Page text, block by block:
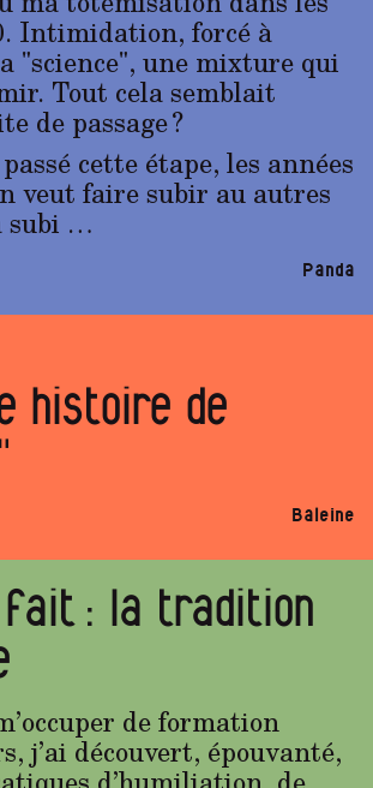
Intimidation, forcé à
"science", une mixture qui
Tout cela semblait
de passage ?
cette étape, les années
veut faire subir au autres
subi …
Panda
histoire de
Baleine
fait : la tradition
de formation
j’ai découvert, épouvanté,